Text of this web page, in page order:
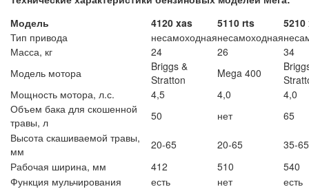
Модель
4120 xas 5110 rts
5210
Тип привода
несамоходнаянесамоходная
Масса, кг
24 26
34
Модель мотора
Briggs &
Stratton
Mega 400
Мощность мотора, л.с.
4,5 4,0
4,0
Объем бака для скошенной
травы, л
50 нет
65
Высота скашиваемой травы,
мм
20-65 20-65
35-65
Рабочая ширина, мм
412 510
540
Функция мульчирования
есть нет есть